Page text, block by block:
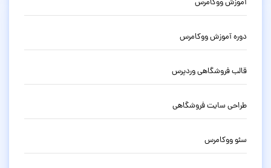
آموزش ووکامرس
دوره آموزش ووکامرس
قالب فروشگاهی وردپرس
طراحی سایت فروشگاهی
سئو ووکامرس